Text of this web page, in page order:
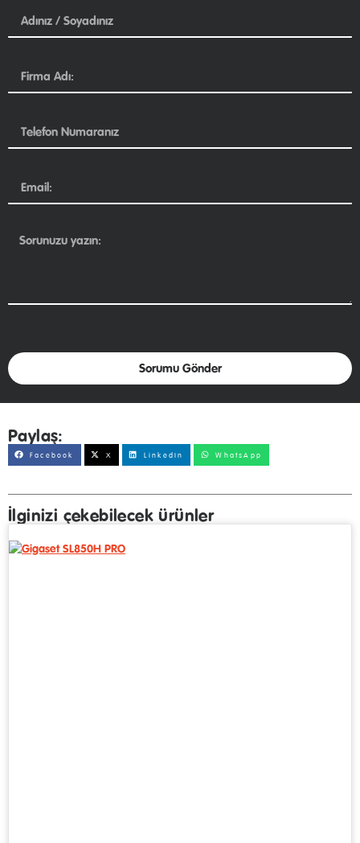
Sorumu Gönder
Paylaş:
Facebook X LinkedIn WhatsApp
İlginizi çekebilecek ürünler